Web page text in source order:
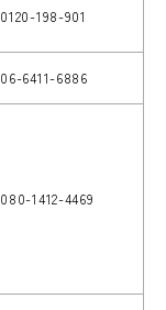
0120-198-901
06-6411-6886
080-1412-4469